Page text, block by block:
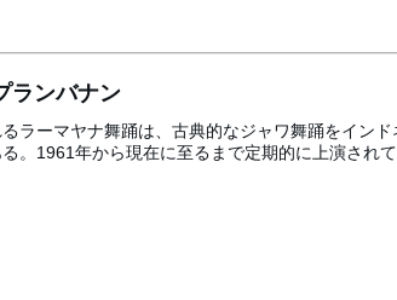
ランバナン
ラーマヤナ舞踊は、古典的なジャワ舞踊をイン
。1961年から現在に至るまで定期的に上演され